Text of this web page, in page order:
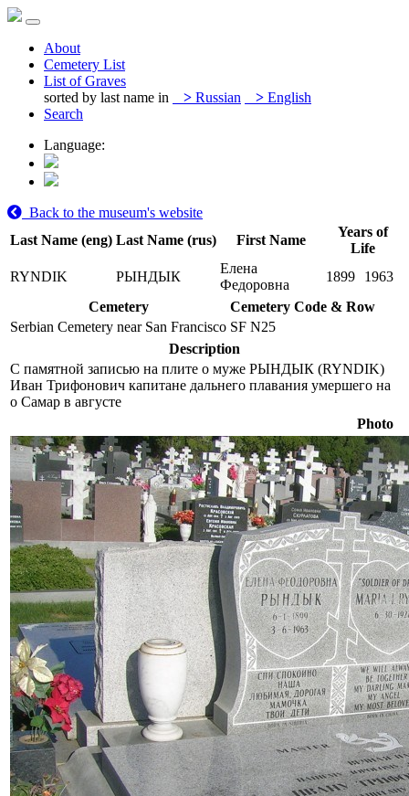
About
Cemetery List
List of Graves
sorted by last name in
> Russian > English
Search
Language:
Back to the museum's website
Last Name (eng) Last Name (rus) First Name
Years of
Life
RYNDIK
РЫНДЫК
Елена
Федоровна
1899
1963
Cemetery
Cemetery Code & Row
Serbian Cemetery near San Francisco SF N25
Description
С памятной записью на плите о муже РЫНДЫК (RYNDIK)
Иван Трифонович капитане дальнего плавания умершего на
о Самар в августе
Photo